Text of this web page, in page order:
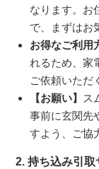
なります。お
で、まずはお
お得なご利用
れるため、家
ご依頼いただ
【お願い】 ス
事前に玄関先
すよう、ご協
2. 持ち込み引取